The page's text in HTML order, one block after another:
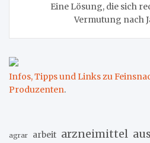
Eine Lösung, die sich
Vermutung nach
Infos, Tipps und Links zu
Produzenten.
agrar arbeit arzneimittel